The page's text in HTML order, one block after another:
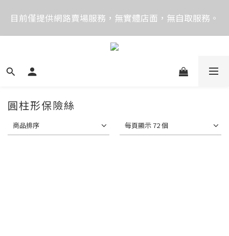
價格均含稅，下單享優惠！歡迎大量採購，由專人提供
專案報價。
目前僅提供網路賣場服務，無實體店面，無自取服務。
目前電話系統異常，暫時無法正常接聽來電，請改播
圓柱形保險絲
商品排序 每頁顯示 72 個